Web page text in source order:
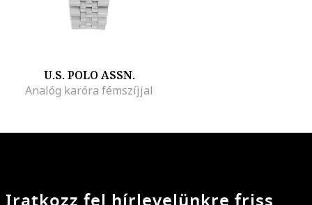
U.S. POLO ASSN.
Analóg karóra fémszíjjal